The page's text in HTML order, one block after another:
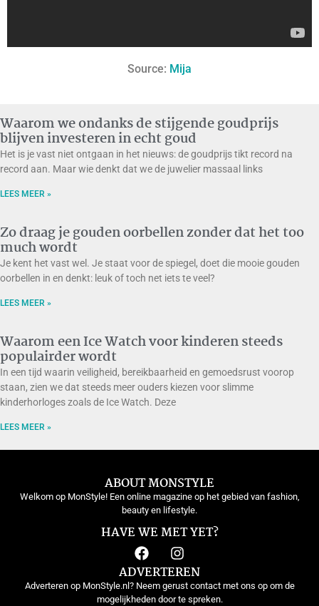
Source: Mija
Waarom we ondanks de stijgende goudprijs
blijven investeren in echt goud
Het is je vast niet ontgaan in het nieuws: de goudprijs tikt record na
record aan. Maar wie denkt dat we de juwelier massaal links
LEES MEER »
Zo draag je gouden oorbellen zonder dat het too
much wordt
Je kent het vast wel. Je staat voor de spiegel, doet die mooie gouden
oorbellen in en denkt: leuk of toch net iets te veel?
LEES MEER »
Waarom een Ice Watch voor kinderen steeds
populairder wordt
In een tijd waarin veiligheid, bereikbaarheid en gemoedsrust voorop
staan, zien we dat steeds meer ouders kiezen voor slimme
kinderhorloges zoals de Ice Watch. Deze
LEES MEER »
ABOUT MONSTYLE
Welkom op MonStyle! Een online magazine op het gebied van fashion,
beauty en lifestyle.
HAVE WE MET YET?
ADVERTEREN
Adverteren op MonStyle.nl? Neem gerust contact met ons op om de
mogelijkheden door te spreken.